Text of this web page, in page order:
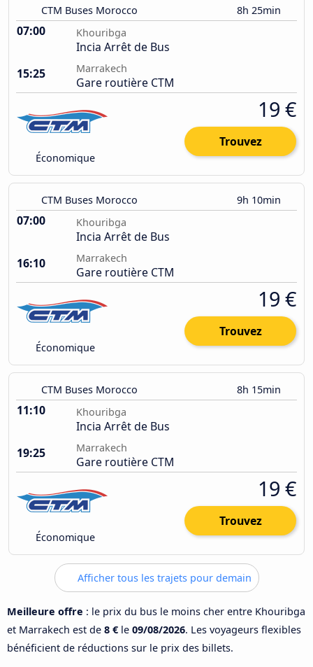
CTM Buses Morocco 8h 25min
07:00 Khouribga
Incia Arrêt de Bus
15:25
Marrakech
Gare routière CTM
Économique
19 €
Trouvez
CTM Buses Morocco 9h 10min
07:00 Khouribga
Incia Arrêt de Bus
16:10
Marrakech
Gare routière CTM
Économique
19 €
Trouvez
CTM Buses Morocco 8h 15min
11:10 Khouribga
Incia Arrêt de Bus
19:25
Marrakech
Gare routière CTM
Économique
19 €
Trouvez
Afficher tous les trajets pour demain
Meilleure offre : le prix du bus le moins cher entre Khouribga
et Marrakech est de 8 € le 09/08/2026. Les voyageurs flexibles
bénéficient de réductions sur le prix des billets.